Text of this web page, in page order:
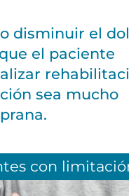
la Victoria, s/n.
957 270 616
Viernes: 07:00h -
disminuir el
el paciente
sea mucho
con